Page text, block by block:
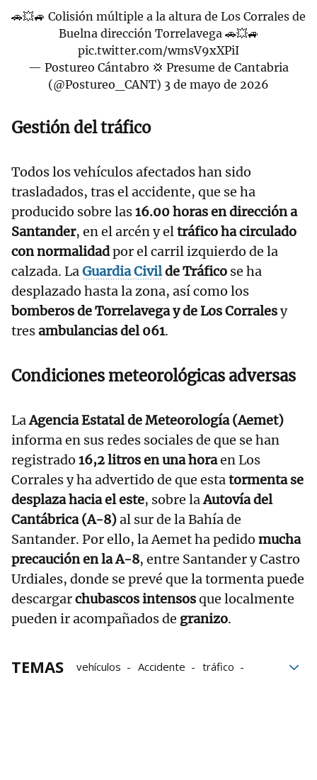
🚗💥🚙 Colisión múltiple a la altura de Los Corrales de
Buelna dirección Torrelavega 🚗💥🚙
pic.twitter.com/wmsV9xXPiI
— Postureo Cántabro 💢 Presume de Cantabria
(@Postureo_CANT) 3 de mayo de 2026
Gestión del tráfico
Todos los vehículos afectados han sido
trasladados, tras el accidente, que se ha
producido sobre las16.00 horas en dirección a
Santander, en el arcén y eltráfico ha circulado
con normalidadpor el carril izquierdo de la
calzada. LaGuardia Civilde Tráfico se ha
desplazado hasta la zona, así como los
bomberos de Torrelavega y de Los Corralesy
tresambulancias del 061.
Condiciones meteorológicas adversas
LaAgencia Estatal de Meteorología (Aemet)
informa en sus redes sociales de que se han
registrado 16,2 litros en una horaen Los
Corrales y ha advertido de que estatormenta se
desplaza hacia el este, sobre laAutovía del
Cantábrica (A-8)al sur de la Bahía de
Santander. Por ello, la Aemet ha pedido mucha
precaución en la A-8, entre Santander y Castro
Urdiales, donde se prevé que la tormenta puede
descargarchubascos intensosque localmente
pueden ir acompañados de granizo.
TEMAS vehículos Accidente
tráfico